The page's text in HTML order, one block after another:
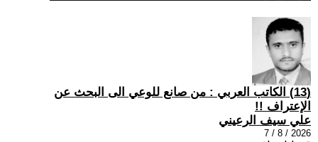
(13) الكاتب العربي : من صانع للوعي الى البحث عن
الإعتراف !!
علي سيف الرعيني
2026 / 8 / 7